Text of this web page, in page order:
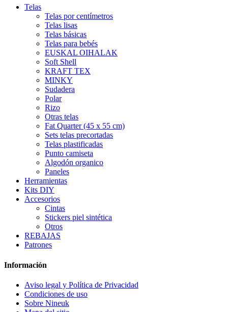
Telas
Telas por centímetros
Telas lisas
Telas básicas
Telas para bebés
EUSKAL OIHALAK
Soft Shell
KRAFT TEX
MINKY
Sudadera
Polar
Rizo
Otras telas
Fat Quarter (45 x 55 cm)
Sets telas precortadas
Telas plastificadas
Punto camiseta
Algodón organico
Paneles
Herramientas
Kits DIY
Accesorios
Cintas
Stickers piel sintética
Otros
REBAJAS
Patrones
Información
Aviso legal y Política de Privacidad
Condiciones de uso
Sobre Nineuk